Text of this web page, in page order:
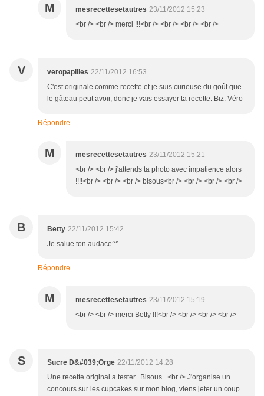
M mesrecettesetautres 23/11/2012 15:23
<br /> <br /> merci !!!<br /> <br /> <br /> <br />
V veropapilles 22/11/2012 16:53
C'est originale comme recette et je suis curieuse du goût que
le gâteau peut avoir, donc je vais essayer ta recette. Biz. Véro
Répondre
M mesrecettesetautres 23/11/2012 15:21
<br /> <br /> j'attends ta photo avec impatience alors
!!!!<br /> <br /> <br /> bisous<br /> <br /> <br /> <br />
B Betty 22/11/2012 15:42
Je salue ton audace^^
Répondre
M mesrecettesetautres 23/11/2012 15:19
<br /> <br /> merci Betty !!!<br /> <br /> <br /> <br />
S Sucre D&#039;Orge 22/11/2012 14:28
Une recette original a tester...Bisous...<br /> J'organise un
concours sur les cupcakes sur mon blog, viens jeter un coup